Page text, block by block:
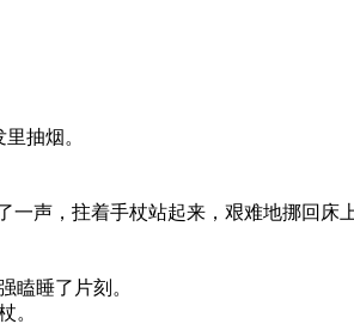
抽烟。
声，拄着手杖站起来，艰难地挪回床上
瞌睡了片刻。
。